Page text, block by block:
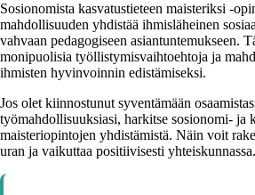
Sosionomista kasvatustieteen maisteriksi -
mahdollisuuden yhdistää ihmisläheinen
vahvaan pedagogiseen asiantuntemukseen.
monipuolisia työllistymisvaihtoehtoja ja
ihmisten hyvinvoinnin edistämiseksi.
Jos olet kiinnostunut syventämään
työmahdollisuuksiasi, harkitse sosionomi- ja
maisteriopintojen yhdistämistä. Näin voit
uran ja vaikuttaa positiivisesti yhteiskunnassa.